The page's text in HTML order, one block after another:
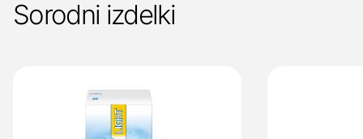
Sorodni izdelki